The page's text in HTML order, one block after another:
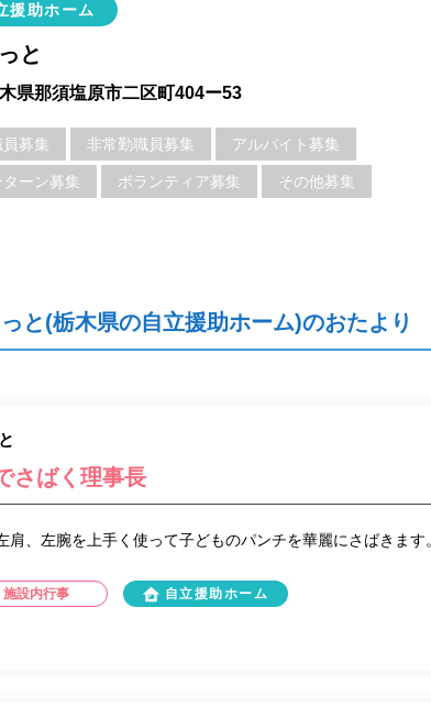
援助ホーム
と
県那須塩原市二区町404ー53
募集 非常勤職員募集 アルバイト募集
ターン募集 ボランティア募集 その他募集
と(栃木県の自立援助ホーム)のおたより
さばく理事長
肩、左腕を上手く使って子どものパンチを華麗にさばきます。
施設内行事 自立援助ホーム